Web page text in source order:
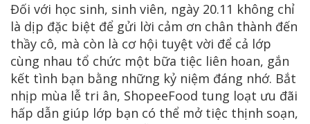
Đối với học sinh, sinh viên, ngày 20.11 không chỉ
là dịp đặc biệt để gửi lời cảm ơn chân thành đến
thầy cô, mà còn là cơ hội tuyệt vời để cả lớp
cùng nhau tổ chức một bữa tiệc liên hoan, gắn
kết tình bạn bằng những kỷ niệm đáng nhớ. Bắt
nhịp mùa lễ tri ân, ShopeeFood tung loạt ưu đãi
hấp dẫn giúp lớp bạn có thể mở tiệc thịnh soạn,